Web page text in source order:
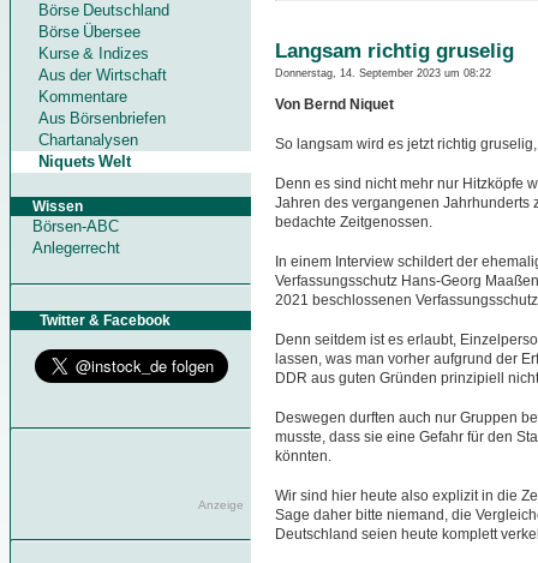
Börse Deutschland
Börse Übersee
Kurse & Indizes
Aus der Wirtschaft
Kommentare
Aus Börsenbriefen
Chartanalysen
Niquets Welt
Wissen
Börsen-ABC
Anlegerrecht
Twitter & Facebook
Anzeige
Langsam richtig gruselig
Donnerstag, 14. September 2023 um 08:22
Von Bernd Niquet
So langsam wird es jetzt richtig
Denn es sind nicht mehr nur Hitzköpfe
Jahren des vergangenen Jahrhunderts
bedachte Zeitgenossen.
In einem Interview schildert der
Verfassungsschutz Hans-Georg
2021 beschlossenen
Denn seitdem ist es erlaubt,
lassen, was man vorher aufgrund der
DDR aus guten Gründen prinzipiell
Deswegen durften auch nur Gruppen
musste, dass sie eine Gefahr für den
könnten.
Wir sind hier heute also explizit in die
Sage daher bitte niemand, die
Deutschland seien heute komplett